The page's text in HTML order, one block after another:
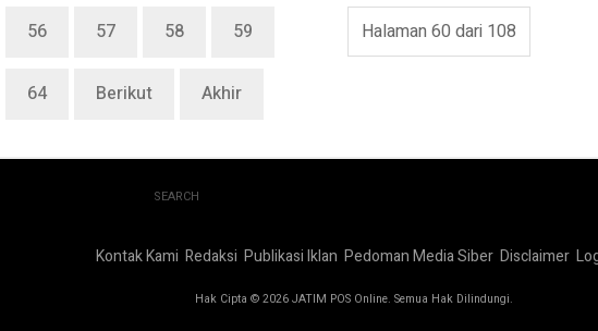
Halaman 60 dari 108
56 57 58 59
64 Berikut Akhir
SEARCH
Kontak Kami Redaksi Publikasi Iklan Pedoman Media Siber Disclaimer
Hak Cipta © 2026 JATIM POS Online. Semua Hak Dilindungi.